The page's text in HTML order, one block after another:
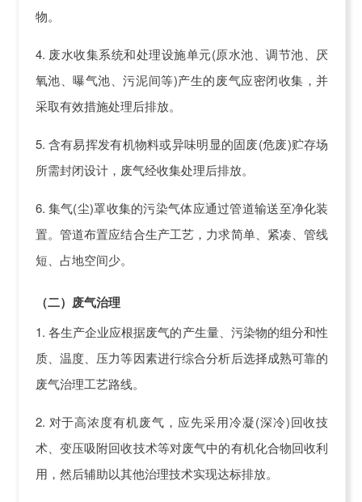
物。
4. 废水收集系统和处理设施单元(原水池、调节池、厌
氧池、曝气池、污泥间等)产生的废气应密闭收集，并
采取有效措施处理后排放。
5. 含有易挥发有机物料或异味明显的固废(危废)贮存场
所需封闭设计，废气经收集处理后排放。
6. 集气(尘)罩收集的污染气体应通过管道输送至净化装
置。管道布置应结合生产工艺，力求简单、紧凑、管线
短、占地空间少。
（二）废气治理
1. 各生产企业应根据废气的产生量、污染物的组分和性
质、温度、压力等因素进行综合分析后选择成熟可靠的
废气治理工艺路线。
2. 对于高浓度有机废气，应先采用冷凝(深冷)回收技
术、变压吸附回收技术等对废气中的有机化合物回收利
用，然后辅助以其他治理技术实现达标排放。